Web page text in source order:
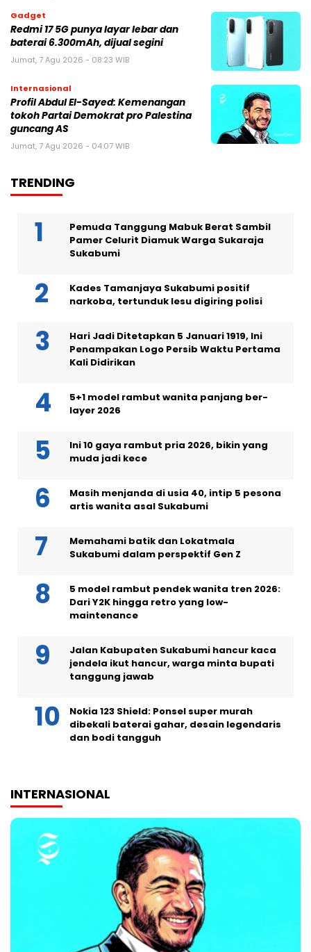
Gadget
Redmi 17 5G punya layar lebar dan
baterai 6.300mAh, dijual segini
Jumat, 7 Agu 2026 - 08:23 WIB
Internasional
Profil Abdul El-Sayed: Kemenangan
tokoh Partai Demokrat pro Palestina
guncang AS
Jumat, 7 Agu 2026 - 04:07 WIB
TRENDING
Pemuda Tanggung Mabuk Berat Sambil
Pamer Celurit Diamuk Warga Sukaraja
Sukabumi
Kades Tamanjaya Sukabumi positif
narkoba, tertunduk lesu digiring polisi
Hari Jadi Ditetapkan 5 Januari 1919, Ini
Penampakan Logo Persib Waktu Pertama
Kali Didirikan
5+1 model rambut wanita panjang ber-
layer 2026
Ini 10 gaya rambut pria 2026, bikin yang
muda jadi kece
Masih menjanda di usia 40, intip 5 pesona
artis wanita asal Sukabumi
Memahami batik dan Lokatmala
Sukabumi dalam perspektif Gen Z
5 model rambut pendek wanita tren 2026:
Dari Y2K hingga retro yang low-
maintenance
Jalan Kabupaten Sukabumi hancur kaca
jendela ikut hancur, warga minta bupati
tanggung jawab
Nokia 123 Shield: Ponsel super murah
dibekali baterai gahar, desain legendaris
dan bodi tangguh
INTERNASIONAL